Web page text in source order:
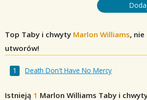
Top Taby i chwyty Marlon Williams,
utworów!
Death Don't Have No Mercy
Istnieją 1 Marlon Williams Taby i